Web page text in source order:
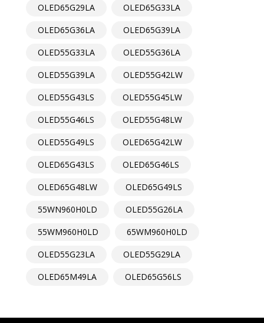
OLED65G29LA
OLED65G33LA
OLED65G36LA
OLED65G39LA
OLED55G33LA
OLED55G36LA
OLED55G39LA
OLED55G42LW
OLED55G43LS
OLED55G45LW
OLED55G46LS
OLED55G48LW
OLED55G49LS
OLED65G42LW
OLED65G43LS
OLED65G46LS
OLED65G48LW
OLED65G49LS
55WN960H0LD
OLED55G26LA
55WM960H0LD
65WM960H0LD
OLED55G23LA
OLED55G29LA
OLED65M49LA
OLED65G56LS